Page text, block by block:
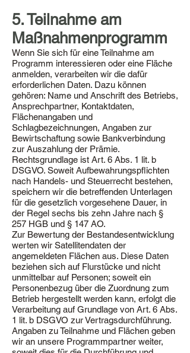
5. Teilnahme am
Maßnahmenprogramm
Wenn Sie sich für eine Teilnahme am
Programm interessieren oder eine Fläche
anmelden, verarbeiten wir die dafür
erforderlichen Daten. Dazu können
gehören: Name und Anschrift des Betriebs,
Ansprechpartner, Kontaktdaten,
Flächenangaben und
Schlagbezeichnungen, Angaben zur
Bewirtschaftung sowie Bankverbindung
zur Auszahlung der Prämie.
Rechtsgrundlage ist Art. 6 Abs. 1 lit. b
DSGVO. Soweit Aufbewahrungspflichten
nach Handels- und Steuerrecht bestehen,
speichern wir die betreffenden Unterlagen
für die gesetzlich vorgesehene Dauer, in
der Regel sechs bis zehn Jahre nach §
257 HGB und § 147 AO.
Zur Bewertung der Bestandesentwicklung
werten wir Satellitendaten der
angemeldeten Flächen aus. Diese Daten
beziehen sich auf Flurstücke und nicht
unmittelbar auf Personen; soweit ein
Personenbezug über die Zuordnung zum
Betrieb hergestellt werden kann, erfolgt die
Verarbeitung auf Grundlage von Art. 6 Abs.
1 lit. b DSGVO zur Vertragsdurchführung.
Angaben zu Teilnahme und Flächen geben
wir an unsere Programmpartner weiter,